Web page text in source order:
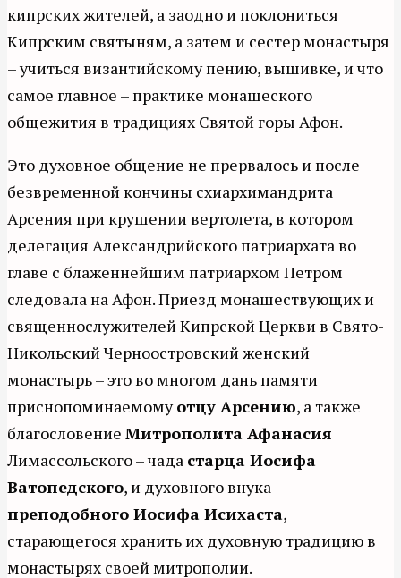
кипрских жителей, а заодно и поклониться
Кипрским святыням, а затем и сестер монастыря
– учиться византийскому пению, вышивке, и что
самое главное – практике монашеского
общежития в традициях Святой горы Афон.
Это духовное общение не прервалось и после
безвременной кончины схиархимандрита
Арсения при крушении вертолета, в котором
делегация Александрийского патриархата во
главе с блаженнейшим патриархом Петром
следовала на Афон. Приезд монашествующих и
священнослужителей Кипрской Церкви в Свято-
Никольский Черноостровский женский
монастырь – это во многом дань памяти
приснопоминаемомуотцу Арсению, а также
благословение Митрополита Афанасия
Лимассольского – чада старца Иосифа
Ватопедского, и духовного внука
преподобного Иосифа Исихаста,
старающегося хранить их духовную традицию в
монастырях своей митрополии.